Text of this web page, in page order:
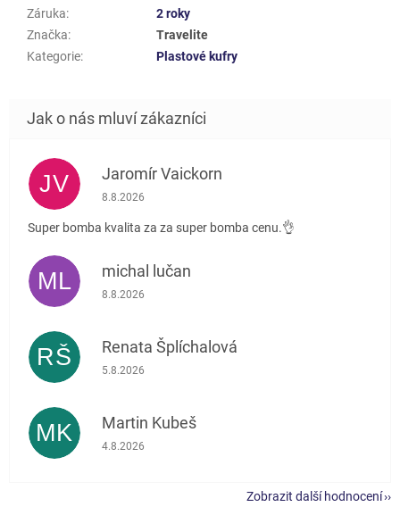
Záruka:
2 roky
Značka:
Travelite
Kategorie: Plastové kufry
JV Jaromír Vaickorn
Hodnocení obchodu je 5 z 5 hvězdiček.
8.8.2026
Super bomba kvalita za za super bomba cenu.👌
ML michal lučan
Hodnocení obchodu je 5 z 5 hvězdiček.
8.8.2026
RŠ Renata Šplíchalová
Hodnocení obchodu je 5 z 5 hvězdiček.
5.8.2026
MK Martin Kubeš
Hodnocení obchodu je 5 z 5 hvězdiček.
4.8.2026
Zobrazit další hodnocení